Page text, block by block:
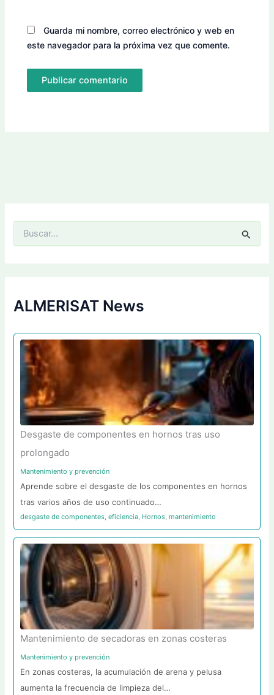
Guarda mi nombre, correo electrónico y web en
este navegador para la próxima vez que comente.
p
o
:
ALMERISAT News
Desgaste de componentes en hornos tras uso
prolongado
Mantenimiento y prevención
Aprende sobre el desgaste de los componentes en hornos
tras varios años de uso continuado…
desgaste de componentes,eficiencia, Hornos,mantenimiento
Mantenimiento de secadoras en zonas costeras
Mantenimiento y prevención
En zonas costeras, la acumulación de arena y pelusa
aumenta la frecuencia de limpieza del…